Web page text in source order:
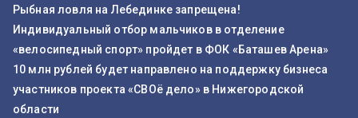
Рыбная ловля на Лебединке запрещена!
Индивидуальный отбор мальчиков в отделение
«велосипедный спорт» пройдет в ФОК «Баташев Арена»
10 млн рублей будет направлено на поддержку бизнеса
участников проекта «СВОё дело» в Нижегородской
области